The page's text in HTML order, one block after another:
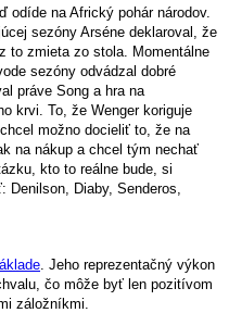
odíde na Africký pohár národov.
sezóny Arséne deklaroval, že
to zmieta zo stola. Momentálne
sezóny odvádzal dobré
práve Song a hra na
krvi. To, že Wenger koriguje
možno docieliť to, že na
na nákup a chcel tým nechať
kto to reálne bude, si
Diaby, Senderos,
. Jeho reprezentačný výkon
čo môže byť len pozitívom
záložníkmi.